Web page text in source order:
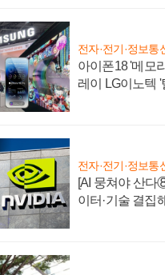
전자·전기·정보통
아이폰18 '메모
레이 LG이노텍
전자·전기·정보통
[AI 뭉쳐야 산다
이터·기술 결집